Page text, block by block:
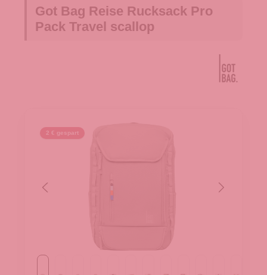
Got Bag Reise Rucksack Pro
Pack Travel scallop
2 € gespart